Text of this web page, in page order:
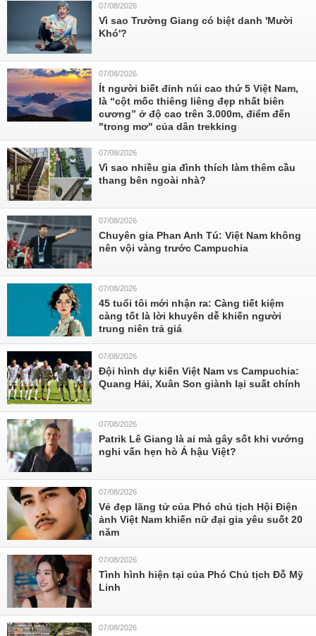
07/08/2026
Vì sao Trường Giang có biệt danh 'Mười
Khó'?
07/08/2026
Ít người biết đỉnh núi cao thứ 5 Việt Nam,
là “cột mốc thiêng liêng đẹp nhất biên
cương” ở độ cao trên 3.000m, điểm đến
"trong mơ" của dân trekking
07/08/2026
Vì sao nhiều gia đình thích làm thêm cầu
thang bên ngoài nhà?
07/08/2026
Chuyên gia Phan Anh Tú: Việt Nam không
nên vội vàng trước Campuchia
07/08/2026
45 tuổi tôi mới nhận ra: Càng tiết kiệm
càng tốt là lời khuyên dễ khiến người
trung niên trả giá
07/08/2026
Đội hình dự kiến Việt Nam vs Campuchia:
Quang Hải, Xuân Son giành lại suất chính
07/08/2026
Patrik Lê Giang là ai mà gây sốt khi vướng
nghi vấn hẹn hò Á hậu Việt?
07/08/2026
Vẻ đẹp lãng tử của Phó chủ tịch Hội Điện
ảnh Việt Nam khiến nữ đại gia yêu suốt 20
năm
07/08/2026
Tình hình hiện tại của Phó Chủ tịch Đỗ Mỹ
Linh
07/08/2026